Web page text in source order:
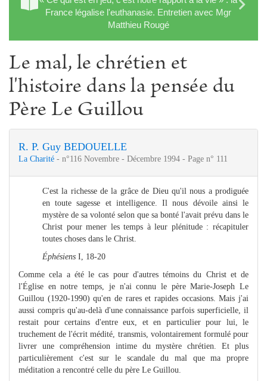
France légalise l'euthanasie. Entretien avec Mgr
Matthieu Rougé
Le mal, le chrétien et
l'histoire dans la pensée du
Père Le Guillou
R. P. Guy BEDOUELLE
La Charité - n°116 Novembre - Décembre 1994 - Page n° 111
C'est la richesse de la grâce de Dieu qu'il nous a prodiguée
en toute sagesse et intelligence. Il nous dévoile ainsi le
mystère de sa volonté selon que sa bonté l'avait prévu dans le
Christ pour mener les temps à leur plénitude : récapituler
toutes choses dans le Christ.
Éphésiens I, 18-20
Comme cela a été le cas pour d'autres témoins du Christ et de
l'Église en notre temps, je n'ai connu le père Marie-Joseph Le
Guillou (1920-1990) qu'en de rares et rapides occasions. Mais j'ai
aussi compris qu'au-delà d'une connaissance parfois superficielle, il
res­tait pour certains d'entre eux, et en particulier pour lui, le
truchement de l'écrit médité, transmis, volontairement formulé pour
livrer une compréhension intime du mystère chrétien. Et plus
particulièrement c'est sur le scandale du mal que ma propre
méditation a rencontré celle du père Le Guillou.